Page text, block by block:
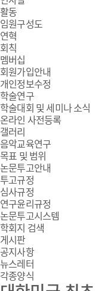
메
뉴
활동
임원구성도
연혁
회칙
멤버십
회원가입안내
개인정보수정
학술연구
학술대회 및 세미나 소식
온라인 사전등록
갤러리
음악교육연구
목표 및 범위
논문투고안내
투고규정
심사규정
연구윤리규정
논문투고시스템
학회지 검색
게시판
공지사항
뉴스레터
각종양식